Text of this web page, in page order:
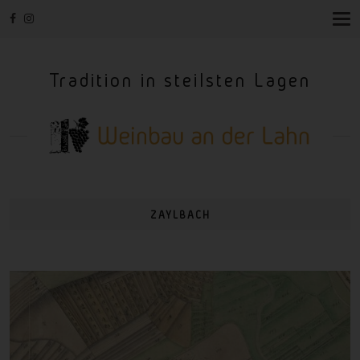
T
Tradition in steilsten Lagen
ZAYLBACH